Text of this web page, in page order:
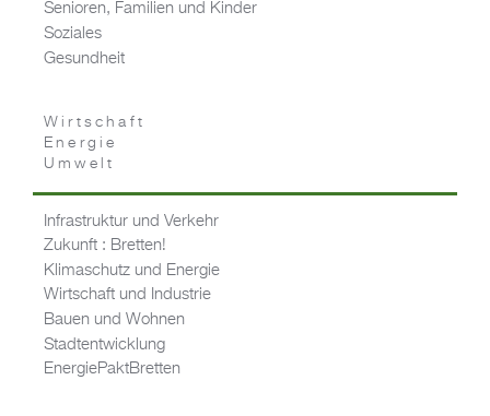
Senioren, Familien und Kinder
Soziales
Gesundheit
Wirtschaft
Energie
Umwelt
Infrastruktur und Verkehr
Zukunft : Bretten!
Klimaschutz und Energie
Wirtschaft und Industrie
Bauen und Wohnen
Stadtentwicklung
EnergiePaktBretten